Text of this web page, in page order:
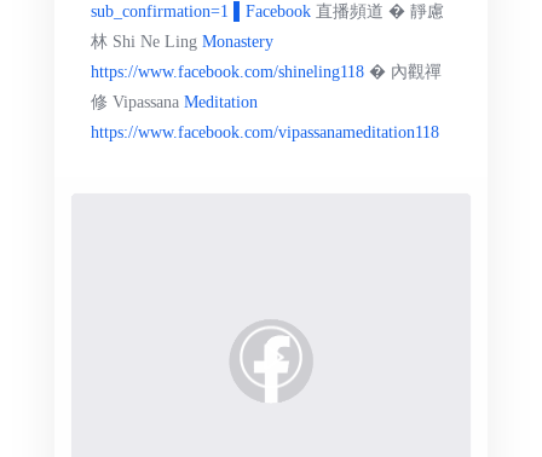
sub_confirmation=1 ▌Facebook 直播頻道 � 靜慮
林 Shi Ne Ling Monastery
https://www.facebook.com/shineling118 � 內觀禪
修 Vipassana Meditation
https://www.facebook.com/vipassanameditation118